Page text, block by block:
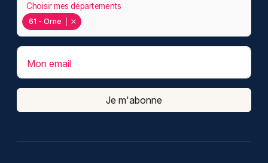
Artistes en tournée
Actus à La Ferté Macé
Magazine à La Ferté Macé
61 - Orne
Choisir mes départements
Mon email
Je m'abonne